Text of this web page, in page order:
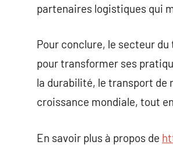
partenaires logistiques qui
Pour conclure, le secteur
pour transformer ses
la durabilité, le transport de
croissance mondiale, tout
En savoir plus à propos de